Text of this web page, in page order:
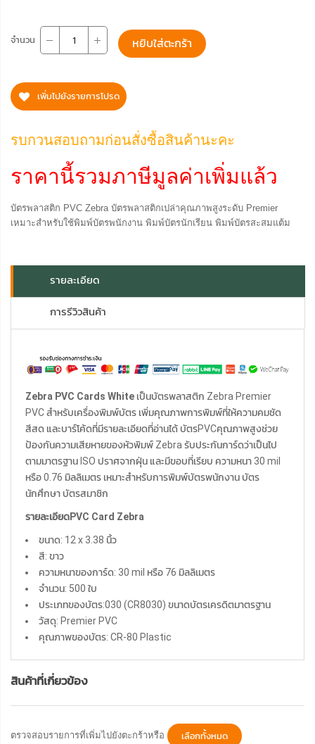
จำนวน หยิบใส่ตะกร้า
เพิ่มไปยังรายการโปรด
รบกวนสอบถามก่อนสั่งซื้อสินค้านะคะ
ราคานี้รวมภาษีมูลค่าเพิ่มแล้ว
บัตรพลาสติก PVC Zebra บัตรพลาสติกเปล่าคุณภาพสูงระดับ Premier
เหมาะสำหรับใช้พิมพ์บัตรพนักงาน พิมพ์บัตรนักเรียน พิมพ์บัตรสะสมแต้ม
รายละเอียด
การรีวิวสินค้า
Zebra PVC Cards White เป็นบัตรพลาสติก Zebra Premier
PVC สำหรับเครื่องพิมพ์บัตร เพิ่มคุณภาพการพิมพ์ที่ให้ความคมชัด
สีสด และบาร์โค้ดที่มีรายละเอียดที่อ่านได้ บัตรPVCคุณภาพสูงช่วย
ป้องกันความเสียหายของหัวพิมพ์ Zebra รับประกันการ์ดว่าเป็นไป
ตามมาตรฐาน ISO ปราศจากฝุ่น และมีขอบที่เรียบ ความหนา 30 mil
หรือ 0.76 มิลลิเมตร เหมาะสำหรับการพิมพ์บัตรพนักงาน บัตร
นักศึกษา บัตรสมาชิก
รายละเอียดPVC Card Zebra
ขนาด: 12 x 3.38 นิ้ว
สี: ขาว
ความหนาของการ์ด: 30 mil หรือ 76 มิลลิเมตร
จำนวน: 500 ใบ
ประเภทของบัตร:030 (CR8030) ขนาดบัตรเครดิตมาตรฐาน
วัสดุ: Premier PVC
คุณภาพของบัตร: CR-80 Plastic
สินค้าที่เกี่ยวข้อง
ตรวจสอบรายการที่เพิ่มไปยังตะกร้าหรือ เลือกทั้งหมด